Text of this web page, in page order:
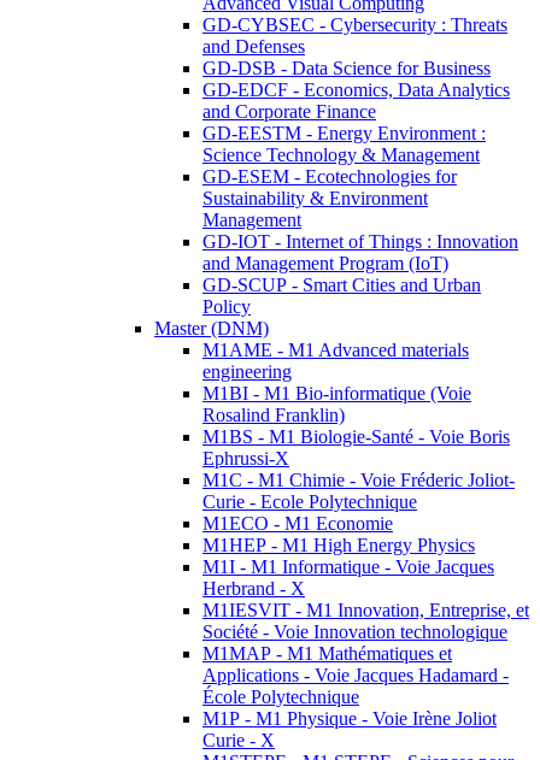
GD-CYBSEC - Cybersecurity : Threats
and Defenses
GD-DSB - Data Science for Business
GD-EDCF - Economics, Data Analytics
and Corporate Finance
GD-EESTM - Energy Environment :
Science Technology & Management
GD-ESEM - Ecotechnologies for
Sustainability & Environment
Management
GD-IOT - Internet of Things : Innovation
and Management Program (IoT)
GD-SCUP - Smart Cities and Urban
Policy
Master (DNM)
M1AME - M1 Advanced materials
engineering
M1BI - M1 Bio-informatique (Voie
Rosalind Franklin)
M1BS - M1 Biologie-Santé - Voie Boris
Ephrussi-X
M1C - M1 Chimie - Voie Fréderic Joliot-
Curie - Ecole Polytechnique
M1ECO - M1 Economie
M1HEP - M1 High Energy Physics
M1I - M1 Informatique - Voie Jacques
Herbrand - X
M1IESVIT - M1 Innovation, Entreprise, et
Société - Voie Innovation technologique
M1MAP - M1 Mathématiques et
Applications - Voie Jacques Hadamard -
École Polytechnique
M1P - M1 Physique - Voie Irène Joliot
Curie - X